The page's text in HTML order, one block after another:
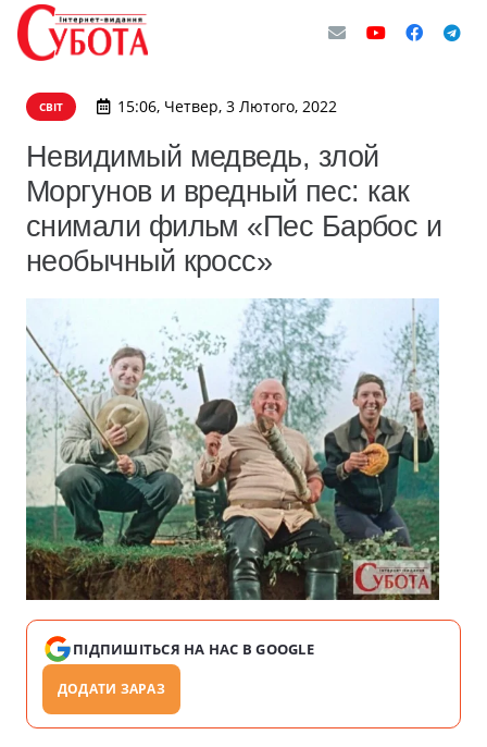
СВІТ 15:06, Четвер, 3 Лютого, 2022
Невидимый медведь, злой
Моргунов и вредный пес: как
снимали фильм «Пес Барбос и
необычный кросс»
ПІДПИШІТЬСЯ НА НАС В GOOGLE
ДОДАТИ ЗАРАЗ